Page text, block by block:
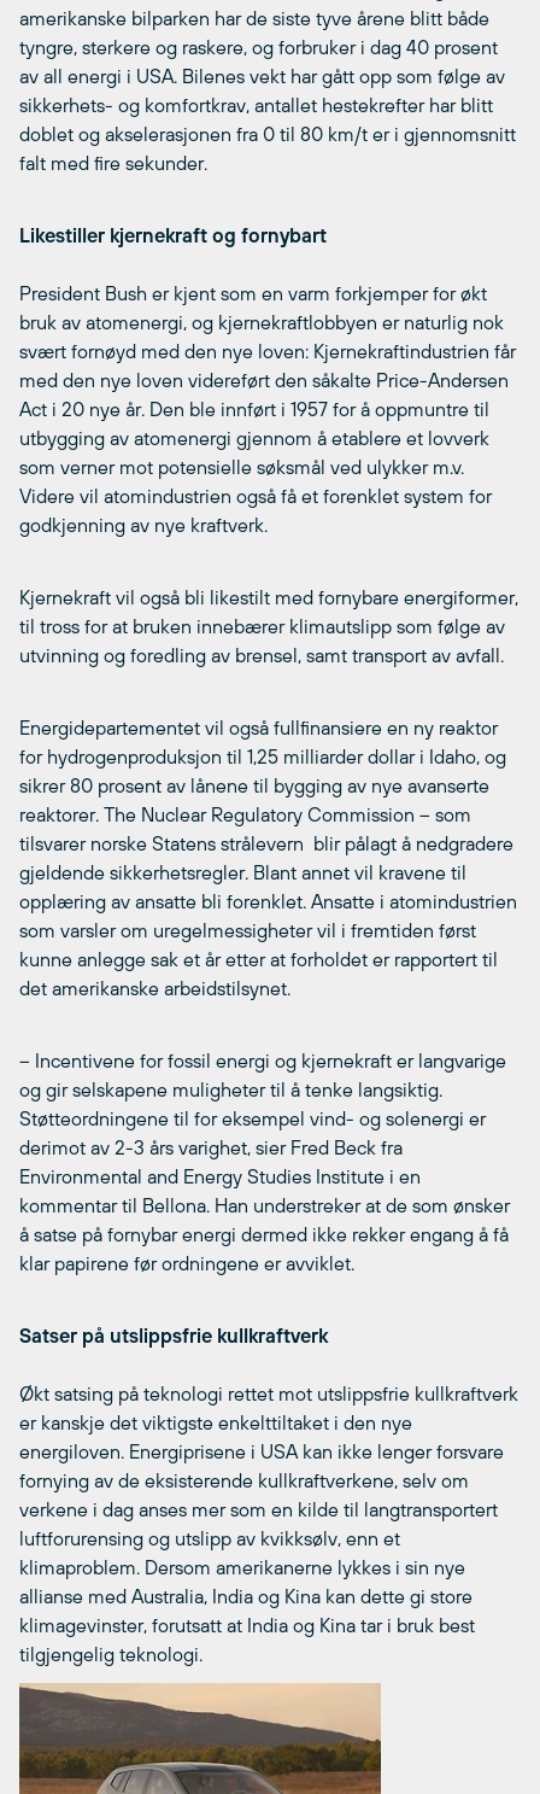
amerikanske bilparken har de siste tyve årene blitt både
tyngre, sterkere og raskere, og forbruker i dag 40 prosent
av all energi i USA. Bilenes vekt har gått opp som følge av
sikkerhets- og komfortkrav, antallet hestekrefter har blitt
doblet og akselerasjonen fra 0 til 80 km/t er i gjennomsnitt
falt med fire sekunder.
Likestiller kjernekraft og fornybart
President Bush er kjent som en varm forkjemper for økt
bruk av atomenergi, og kjernekraftlobbyen er naturlig nok
svært fornøyd med den nye loven: Kjernekraftindustrien får
med den nye loven videreført den såkalte Price-Andersen
Act i 20 nye år. Den ble innført i 1957 for å oppmuntre til
utbygging av atomenergi gjennom å etablere et lovverk
som verner mot potensielle søksmål ved ulykker m.v.
Videre vil atomindustrien også få et forenklet system for
godkjenning av nye kraftverk.
Kjernekraft vil også bli likestilt med fornybare energiformer,
til tross for at bruken innebærer klimautslipp som følge av
utvinning og foredling av brensel, samt transport av avfall.
Energidepartementet vil også fullfinansiere en ny reaktor
for hydrogenproduksjon til 1,25 milliarder dollar i Idaho, og
sikrer 80 prosent av lånene til bygging av nye avanserte
reaktorer. The Nuclear Regulatory Commission – som
tilsvarer norske Statens strålevern  blir pålagt å nedgradere
gjeldende sikkerhetsregler. Blant annet vil kravene til
opplæring av ansatte bli forenklet. Ansatte i atomindustrien
som varsler om uregelmessigheter vil i fremtiden først
kunne anlegge sak et år etter at forholdet er rapportert til
det amerikanske arbeidstilsynet.
– Incentivene for fossil energi og kjernekraft er langvarige
og gir selskapene muligheter til å tenke langsiktig.
Støtteordningene til for eksempel vind- og solenergi er
derimot av 2-3 års varighet, sier Fred Beck fra
Environmental and Energy Studies Institute i en
kommentar til Bellona. Han understreker at de som ønsker
å satse på fornybar energi dermed ikke rekker engang å få
klar papirene før ordningene er avviklet.
Satser på utslippsfrie kullkraftverk
Økt satsing på teknologi rettet mot utslippsfrie kullkraftverk
er kanskje det viktigste enkelttiltaket i den nye
energiloven. Energiprisene i USA kan ikke lenger forsvare
fornying av de eksisterende kullkraftverkene, selv om
verkene i dag anses mer som en kilde til langtransportert
luftforurensing og utslipp av kvikksølv, enn et
klimaproblem. Dersom amerikanerne lykkes i sin nye
allianse med Australia, India og Kina kan dette gi store
klimagevinster, forutsatt at India og Kina tar i bruk best
tilgjengelig teknologi.